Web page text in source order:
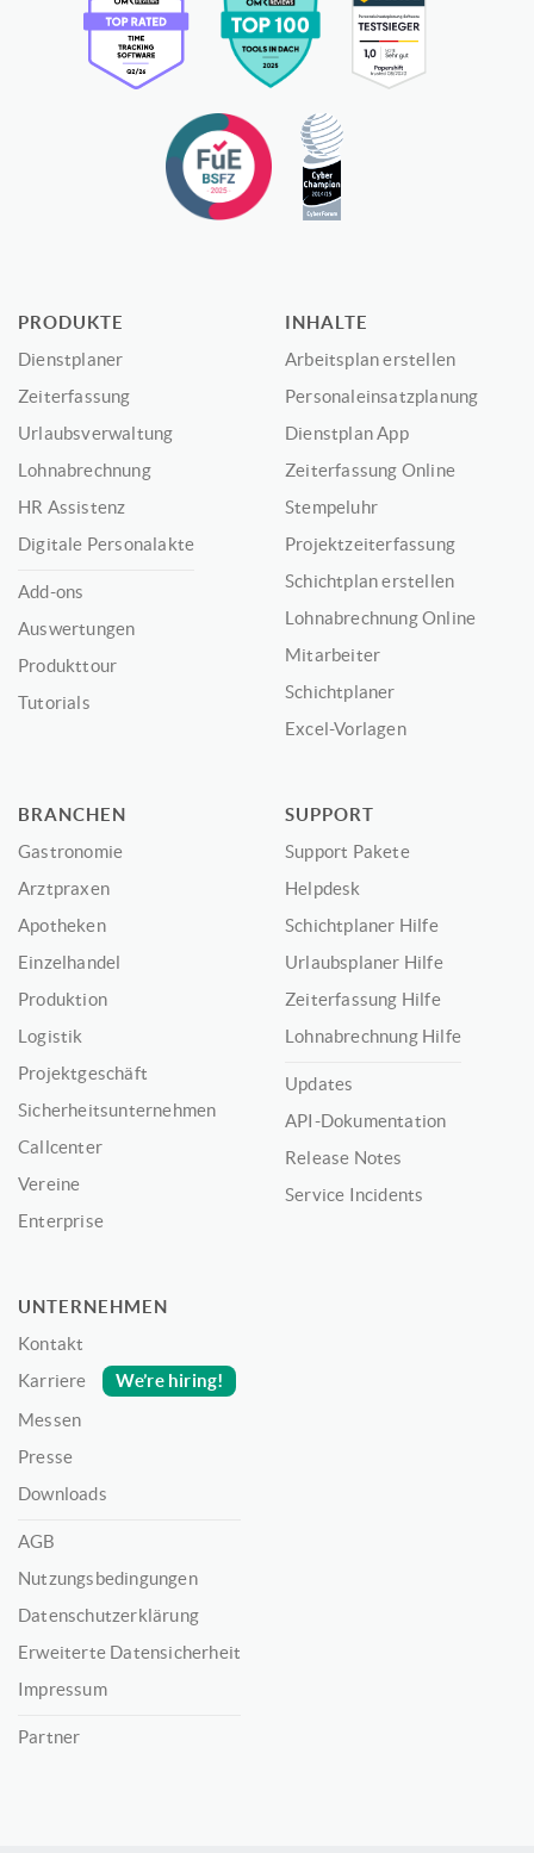
PRODUKTE
Dienstplaner
Zeiterfassung
Urlaubsverwaltung
Lohnabrechnung
HR Assistenz
Digitale Personalakte
Add-ons
Auswertungen
Produkttour
Tutorials
INHALTE
Arbeitsplan erstellen
Personaleinsatzplanung
Dienstplan App
Zeiterfassung Online
Stempeluhr
Projektzeiterfassung
Schichtplan erstellen
Lohnabrechnung Online
Mitarbeiter
Schichtplaner
Excel-Vorlagen
BRANCHEN
Gastronomie
Arztpraxen
Apotheken
Einzelhandel
Produktion
Logistik
Projektgeschäft
Sicherheitsunternehmen
Callcenter
Vereine
Enterprise
SUPPORT
Support Pakete
Helpdesk
Schichtplaner Hilfe
Urlaubsplaner Hilfe
Zeiterfassung Hilfe
Lohnabrechnung Hilfe
Updates
API-Dokumentation
Release Notes
Service Incidents
UNTERNEHMEN
Kontakt
Karriere
We’re hiring!
Messen
Presse
Downloads
AGB
Nutzungsbedingungen
Datenschutzerklärung
Erweiterte Datensicherheit
Impressum
Partner